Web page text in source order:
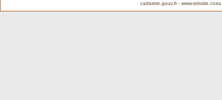
cadastre.gouv.fr-